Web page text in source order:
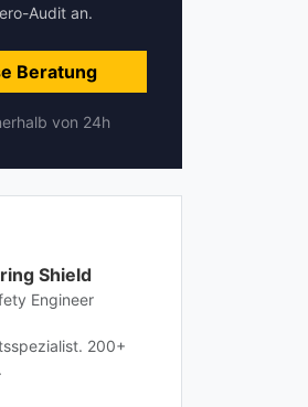
Audit an.
Beratung
von 24h
Shield
Engineer
200+